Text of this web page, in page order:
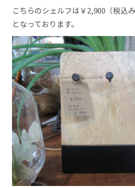
こちらのシェルフは￥2,900（税込
となっております。